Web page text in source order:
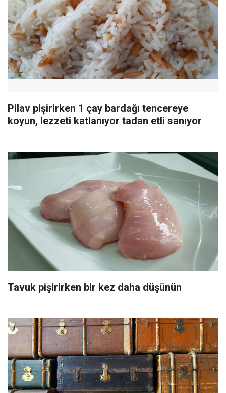
Pilav pişirirken 1 çay bardağı tencereye
koyun, lezzeti katlanıyor tadan etli sanıyor
Tavuk pişirirken bir kez daha düşünün